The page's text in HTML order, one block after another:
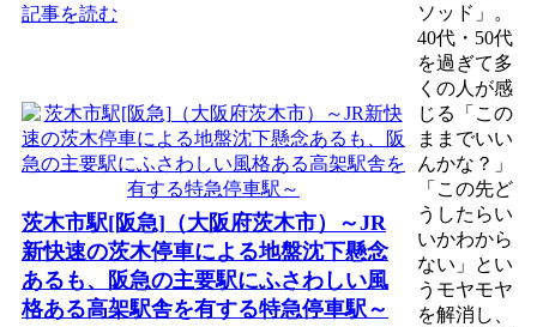
阪モノレール開業...
記事を読む
茨木市駅[阪急]（大阪府茨木市）～JR
新快速の茨木停車による地盤沈下懸念
あるも、阪急の主要駅にふさわしい風
格ある高架駅舎を有する特急停車駅～
ソッド」。
40代・50代
を過ぎて多
くの人が感
じる「この
ままでいい
んかな？」
「この先ど
うしたらい
いかわから
ない」とい
うモヤモヤ
を解消し、